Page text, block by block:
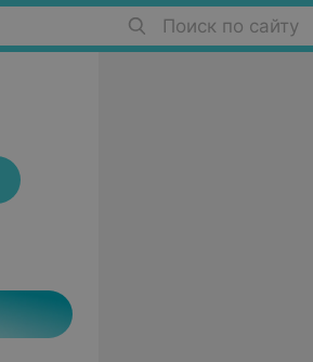
Поиск по сайту